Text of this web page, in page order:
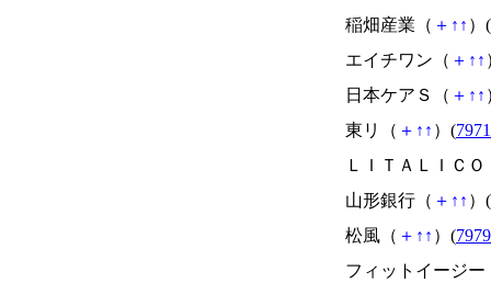
稲畑産業（ ＋ ↑ ↑ ）(
エイチワン（ ＋ ↑ ↑
日本ケアＳ（ ＋ ↑ ↑
東リ（ ＋ ↑ ↑ ）(7971
ＬＩＴＡＬＩＣＯ
山形銀行（ ＋ ↑ ↑ ）(
松風（ ＋ ↑ ↑ ）(7979
フィットイージー